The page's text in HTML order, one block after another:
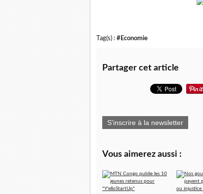
Tag(s) : #Economie
Partager cet article
S'inscrire à la newsletter
Vous aimerez aussi :